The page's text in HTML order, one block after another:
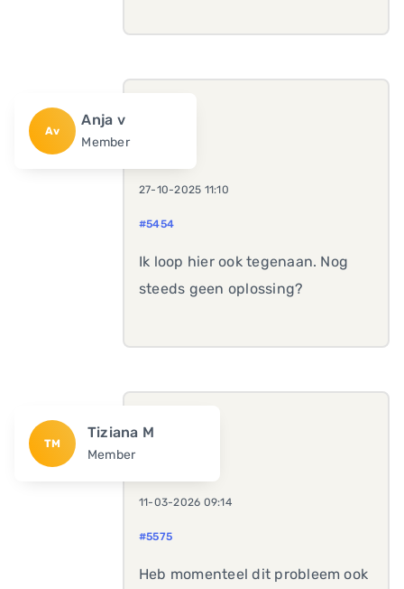
Av
Anja v
Member
27-10-2025 11:10
#5454
Ik loop hier ook tegenaan. Nog
steeds geen oplossing?
TM
Tiziana M
Member
11-03-2026 09:14
#5575
Heb momenteel dit probleem ook